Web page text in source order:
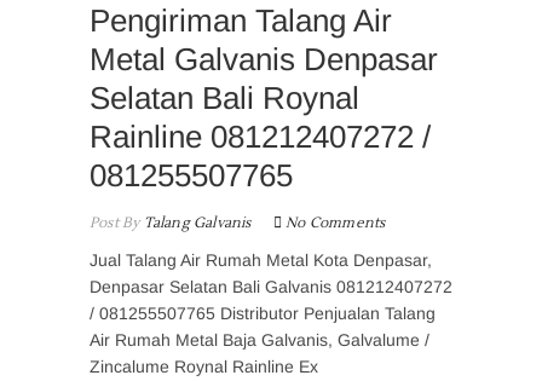
Pengiriman Talang Air
Metal Galvanis Denpasar
Selatan Bali Roynal
Rainline 081212407272 /
081255507765
Post ByTalang Galvanis No Comments
Jual Talang Air Rumah Metal Kota Denpasar,
Denpasar Selatan Bali Galvanis 081212407272
/ 081255507765 Distributor Penjualan Talang
Air Rumah Metal Baja Galvanis, Galvalume /
Zincalume Roynal Rainline Ex